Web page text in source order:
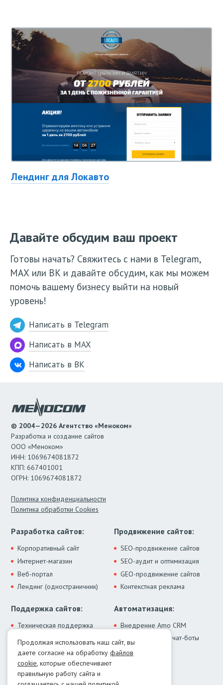
Лендинг для Локавто
Давайте обсудим ваш проект
Готовы начать? Свяжитесь с нами в Telegram,
МАХ или ВК и давайте обсудим, как мы можем
помочь вашему бизнесу выйти на новый
уровень!
Написать в Telegram
Написать в MAX
Написать в ВК
© 2004—2026 Агентство «Меноком»
Разработка и создание сайтов
ООО «Меноком»
ИНН: 1069674081872
КПП: 667401001
ОГРН: 1069674081872
Политика конфиденциальности
Политика обработки Cookies
Разработка сайтов:
Корпоративный сайт
Интернет-магазин
Веб-портал
Лендинг (одностраничник)
Продвижение сайтов:
SEO-продвижение сайтов
SEO-аудит и оптимизация
GEO-продвижение сайтов
Контекстная реклама
Поддержка сайтов:
Техническая поддержка
Модернизация сайта
Лечение от вирусов
Автоматизация:
Внедрение Amo CRM
ИИ-ассистенты и чат-боты
Интеграции
Контакты:
Москва: +7 (499) 322-77-02
Продолжая использовать наш сайт, вы
даете согласие на обработку файлов
cookie, которые обеспечивают
правильную работу сайта и